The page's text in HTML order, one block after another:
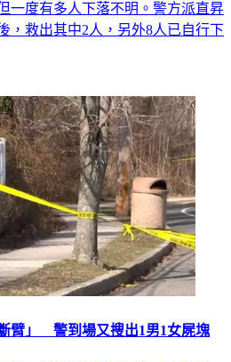
一度有多人下落不明。警方派直昇
，救出其中2人，另外8人已自行下
臂」 警到場又搜出1男1女屍塊